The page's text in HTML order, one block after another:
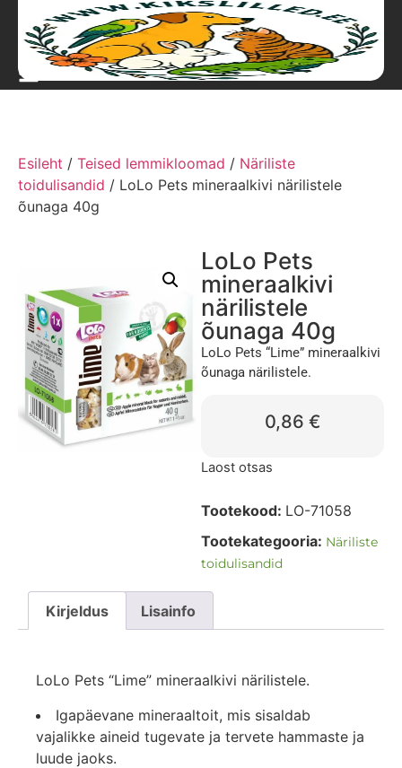
Esileht / Teised lemmikloomad / Näriliste
toidulisandid / LoLo Pets mineraalkivi närilistele
õunaga 40g
LoLo Pets
mineraalkivi
närilistele
õunaga 40g
LoLo Pets “Lime” mineraalkivi
õunaga närilistele.
0,86 €
Laost otsas
Tootekood: LO-71058
Tootekategooria: Näriliste
toidulisandid
Kirjeldus Lisainfo
LoLo Pets “Lime” mineraalkivi närilistele.
Igapäevane mineraaltoit, mis sisaldab
vajalikke aineid tugevate ja tervete hammaste ja
luude jaoks.